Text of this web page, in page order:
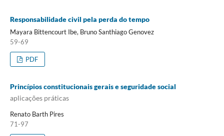
Responsabilidade civil pela perda do tempo
Mayara Bittencourt Ibe, Bruno Santhiago Genovez
59-69
PDF
Princípios constitucionais gerais e seguridade social
aplicações práticas
Renato Barth Pires
71-97